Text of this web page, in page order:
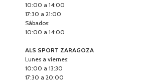
10:00 a 14:00
17:30 a 21:00
Sábados:
10:00 a 14:00
ALS SPORT ZARAGOZA
Lunes a viernes:
10:00 a 13:30
17:30 a 20:00